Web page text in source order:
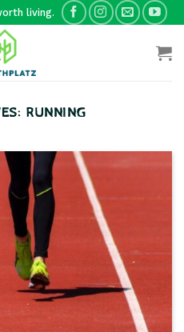
living.
RUNNING